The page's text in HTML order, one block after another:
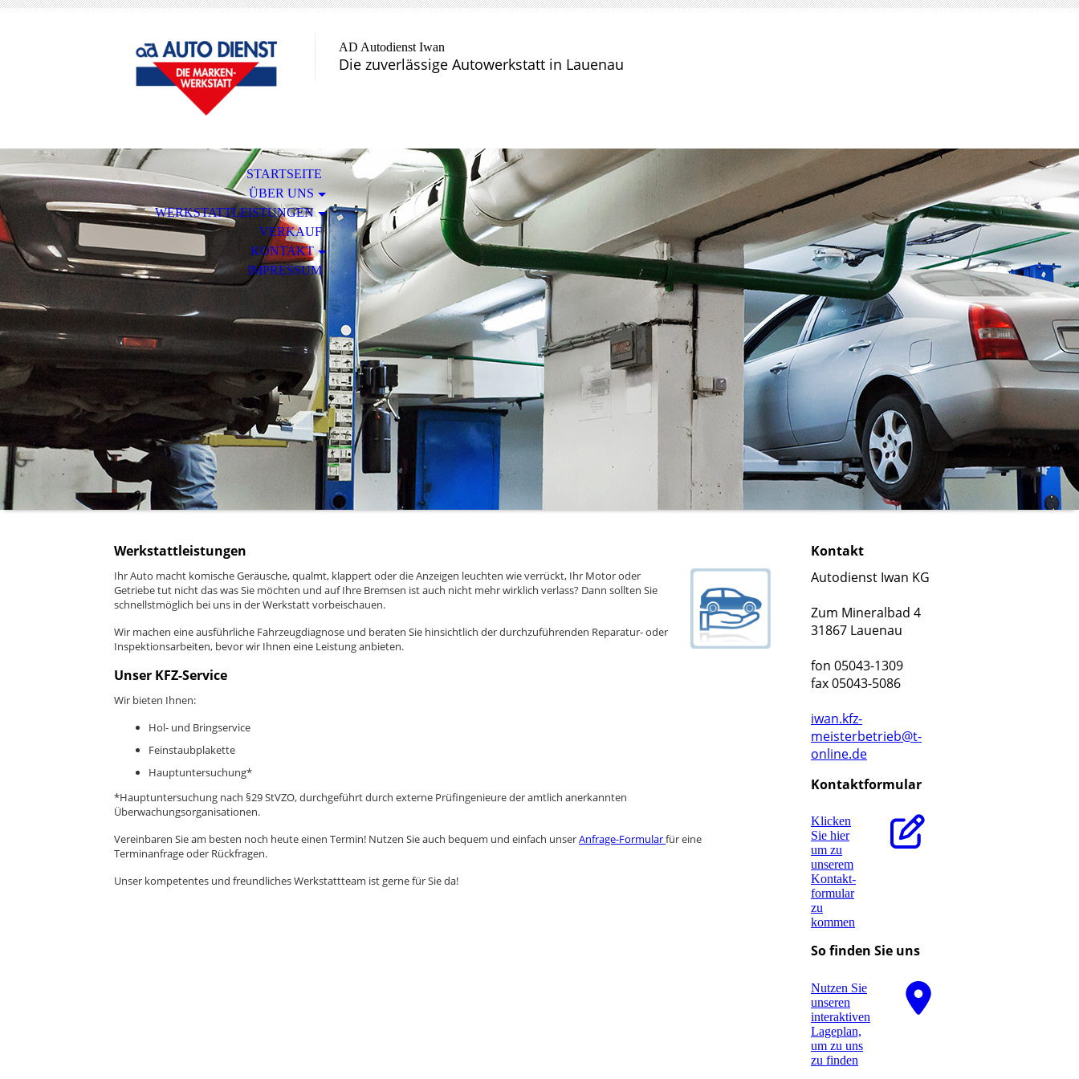
AD Autodienst Iwan
Die zuverlässige Autowerkstatt in Lauenau
STARTSEITE
ÜBER UNS
WERKSTATTLEISTUNGEN
VERKAUF
KONTAKT
IMPRESSUM
Werkstattleistungen
Ihr Auto macht komische Geräusche, qualmt, klappert oder die Anzeigen leuchten wie verrückt, Ihr Motor oder
Getriebe tut nicht das was Sie möchten und auf Ihre Bremsen ist auch nicht mehr wirklich verlass? Dann sollten Sie
schnellstmöglich bei uns in der Werkstatt vorbeischauen.
Wir machen eine ausführliche Fahrzeugdiagnose und beraten Sie hinsichtlich der durchzuführenden Reparatur- oder
Inspektionsarbeiten, bevor wir Ihnen eine Leistung anbieten.
Unser KFZ-Service
Wir bieten Ihnen:
Hol- und Bringservice
Feinstaubplakette
Hauptuntersuchung*
*Hauptuntersuchung nach §29 StVZO, durchgeführt durch externe Prüfingenieure der amtlich anerkannten
Überwachungsorganisationen.
Vereinbaren Sie am besten noch heute einen Termin! Nutzen Sie auch bequem und einfach unserAnfrage-Formularfür eine
Terminanfrage oder Rückfragen.
Unser kompetentes und freundliches Werkstattteam ist gerne für Sie da!
Kontakt
Autodienst Iwan KG
Zum Mineralbad 4
31867 Lauenau
fon 05043-1309
fax 05043-5086
iwan.kfz-
meisterbetrieb@t-
online.de
Kontaktformular
Klicken
Sie hier
um zu
unserem
Kon­takt­
for­mu­lar
zu
kommen
So finden Sie uns
Nutzen Sie
unseren
interaktiven
La­ge­plan,
um zu uns
zu finden